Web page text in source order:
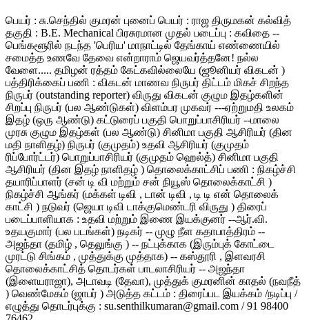
பெயர் : சு.செந்தில் குமரன் புனைப் பெயர் : ராஜ திருமகன் கல்வித்
தகுதி : B.E. Mechanical பிரசுரமான முதல் படைப்பு : கவிதை --
பெங்களூரில் நடந்த 'பெரிய' மாநாட்டில் தேங்காய் எண்ணையில்
சமைத்த உணவே தேவை என்றாராம் ஜெயவர்த்தனே! நல்ல
வேளை..... தமிழன் ரத்தம் கேட்கவில்லையே (ஜூனியர் விகடன் )
பத்திரிக்கைப் பணி : விகடன் மாணவ நிருபர் திட்டம் மிகச் சிறந்த
நிருபர் (outstanding reporter) விருது விகடன் குழும இதழ்களின்
சிறப்பு நிருபர் (பல ஆண்டுகள்) விளம்பர முகவர் ---ஏற்றுமதி உலகம்
இதழ் (ஒரு ஆண்டு) கட்டுரைப் பகுதி பொறுப்பாசிரியர் --மாலை
முரசு குழும இதழ்கள் (பல ஆண்டு) சினிமா பகுதி ஆசிரியர் (தின
மதி நாளிதழ்) நிருபர் (குமுதம்) உதவி ஆசிரியர் (குமுதம்
ரிப்போர்ட்டர்) பொறுப்பாசிரியர் (குமுதம் ஹெல்த்) சினிமா பகுதி
ஆசிரியர் (தின இதழ் நாளிதழ் ) தொலைக்காட்சிப் பணி : நிகழ்ச்சி
தயாரிப்பாளர் (சன் டி வி மற்றும் சன் நியூஸ் தொலைக்காட்சி )
நிகழ்ச்சி ஆங்கர் (மக்கள் டிவி , டான் டிவி , டி டி என் தொலைக்
காட்சி ) நடுவர் (ஜெயா டிவி டாக்குமெண்டரி விருது ) திரைப்
படைப்பாளியாக : உதவி மற்றும் இணை இயக்குனர் --ஆர்.வி.
உதயகுமார் (பல படங்கள்) நடிகர் -- முழு நீள கதாபாத்திரம் --
அஜந்தா (தமிழ் , தெலுங்கு ) -- நட்புக்காக (இரும்புக் கோட்டை
முரட்டு சிங்கம் , முத்துக்கு முத்தாக) -- கஸ்தூரி , இளவரசி
தொலைக்காட்சித் தொடர்கள் பாடலாசிரியர் -- அஜந்தா
(இளையராஜா), அடாவடி (தேவா), முத்துக் குமரனின் காதல் (நவநீத்
) வெண்மேகம் (ஜாபர் ) அடுத்த கட்டம் : திரைப்பட இயக்கம் /நடிப்பு /
எழுத்து தொடர்புக்கு : su.senthilkumaran@gmail.com / 91 98400